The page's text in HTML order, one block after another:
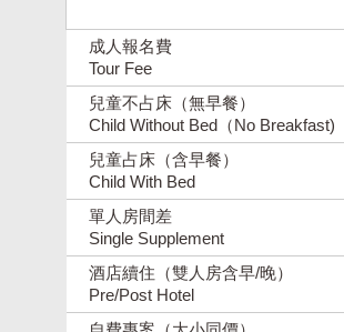
成人報名費
Tour Fee
兒童不占床（無早餐）
Child Without Bed（No Breakfast)
兒童占床（含早餐）
Child With Bed
單人房間差
Single Supplement
酒店續住（雙人房含早/晚）
Pre/Post Hotel